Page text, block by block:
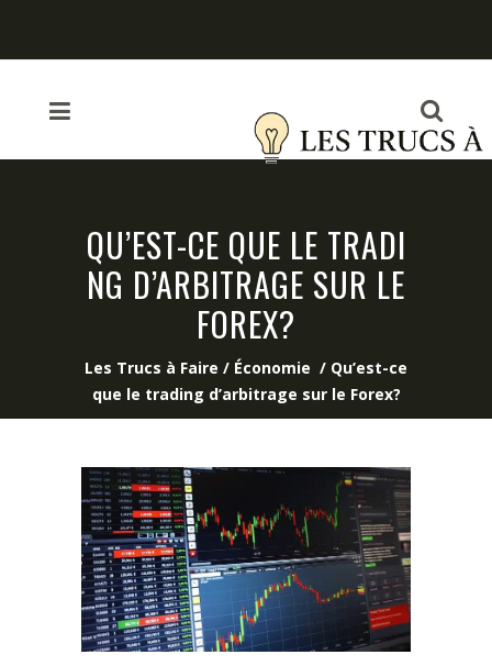
QU’EST-CE QUE LE TRADI
NG D’ARBITRAGE SUR LE
FOREX?
Les Trucs à Faire / Économie / Qu’est-ce
que le trading d’arbitrage sur le Forex?